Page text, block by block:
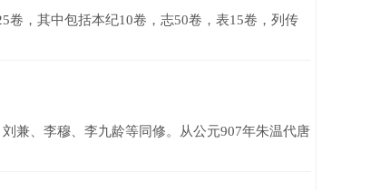
，其中包括本纪10卷，志50卷，表15卷，列传
兼、李穆、李九龄等同修。从公元907年朱温代唐